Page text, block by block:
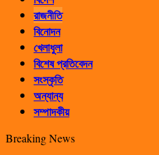
রাজনীতি
বিনোদন
খেলাধুলা
বিশেষ প্রতিবেদন
সংস্কৃতি
অন্যান্য
সম্পাদকীয়
Breaking News